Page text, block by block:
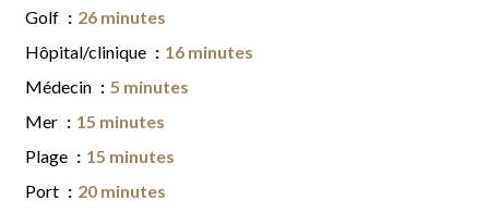
Golf
26 minutes
Hôpital/clinique
16 minutes
Médecin
5 minutes
Mer
15 minutes
Plage
15 minutes
Port
20 minutes